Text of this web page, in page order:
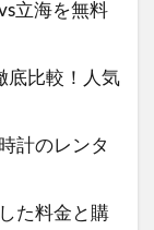
立海を無料
底比較！人気
計のレンタ
た料金と購